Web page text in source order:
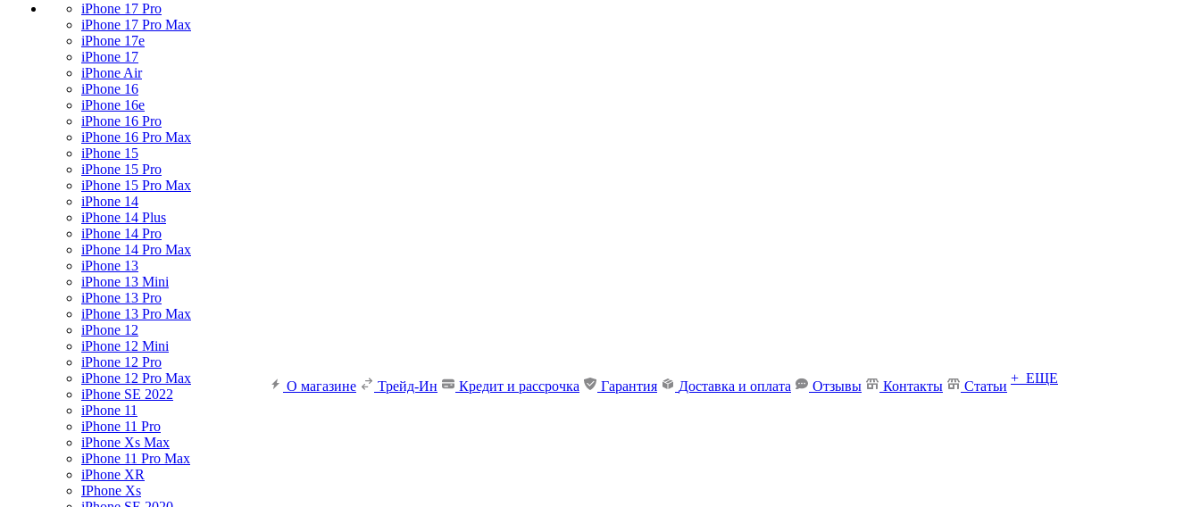
iPhone 17 Pro
iPhone 17 Pro Max
iPhone 17e
iPhone 17
iPhone Air
iPhone 16
iPhone 16e
iPhone 16 Pro
iPhone 16 Pro Max
iPhone 15
iPhone 15 Pro
iPhone 15 Pro Max
iPhone 14
iPhone 14 Plus
iPhone 14 Pro
iPhone 14 Pro Max
iPhone 13
iPhone 13 Mini
iPhone 13 Pro
iPhone 13 Pro Max
iPhone 12
iPhone 12 Mini
iPhone 12 Pro
iPhone 12 Pro Max
iPhone SE 2022
iPhone 11
iPhone 11 Pro
iPhone Xs Max
iPhone 11 Pro Max
iPhone XR
IPhone Xs
О магазине Трейд-Ин Кредит и рассрочка Гарантия Доставка и оплата Отзывы Контакты Статьи
+ ЕЩЕ